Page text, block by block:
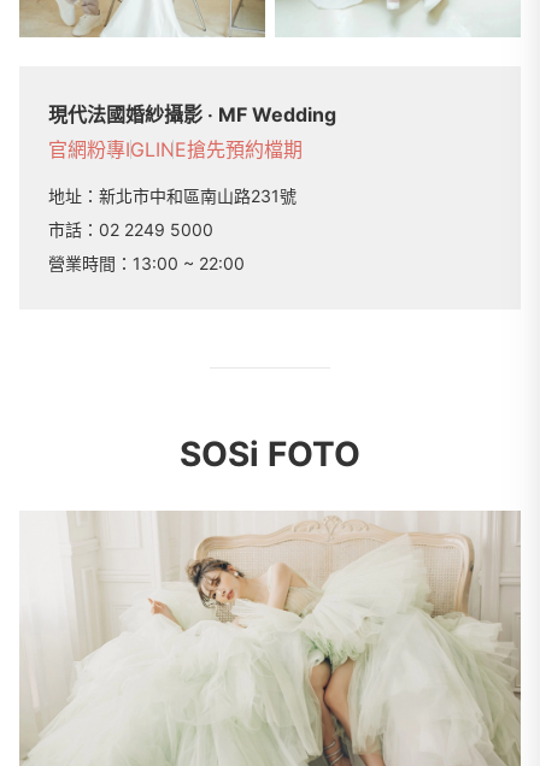
現代法國婚紗攝影 ‧ MF Wedding
官網粉專IGLINE搶先預約檔期
地址： 新北市中和區南山路231號
市話： 02 2249 5000
營業時間： 13:00 ~ 22:00
SOSi FOTO